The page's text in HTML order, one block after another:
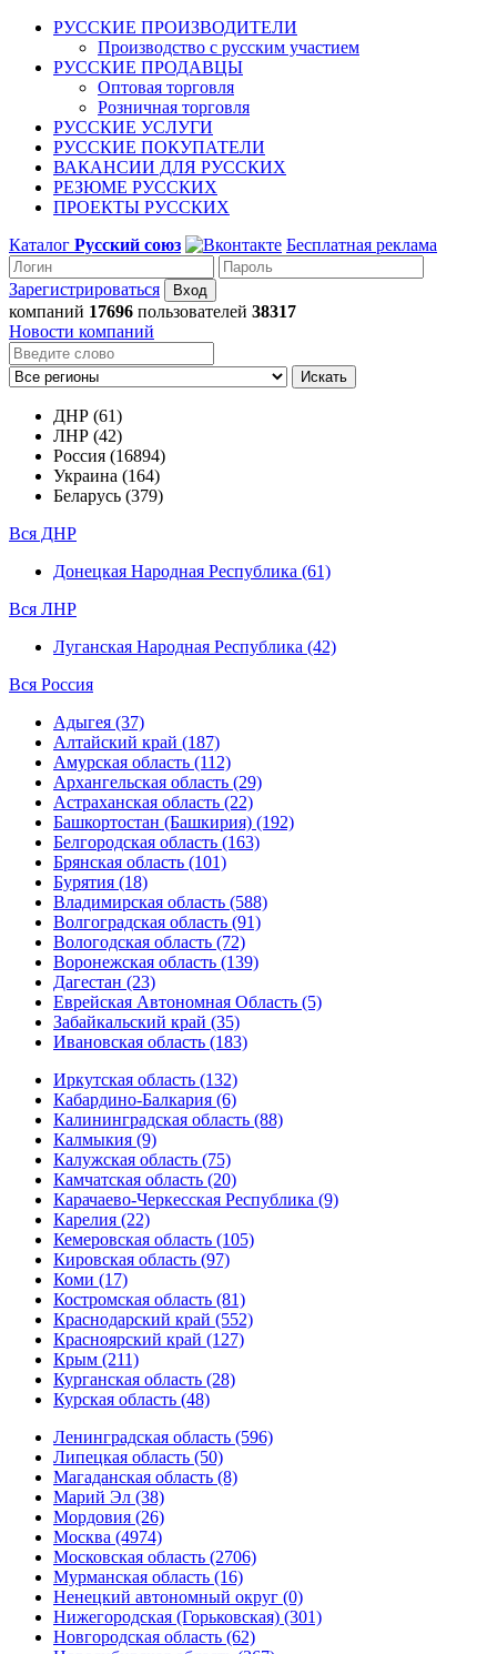
РУССКИЕ ПРОИЗВОДИТЕЛИ
Производство с русским участием
РУССКИЕ ПРОДАВЦЫ
Оптовая торговля
Розничная торговля
РУССКИЕ УСЛУГИ
РУССКИЕ ПОКУПАТЕЛИ
ВАКАНСИИ ДЛЯ РУССКИХ
РЕЗЮМЕ РУССКИХ
ПРОЕКТЫ РУССКИХ
Каталог Русский союз Бесплатная реклама
Зарегистрироваться
компаний 17696 пользователей 38317
Новости компаний
Искать
ДНР (61)
ЛНР (42)
Россия (16894)
Украина (164)
Беларусь (379)
Вся ДНР
Донецкая Народная Республика (61)
Вся ЛНР
Луганская Народная Республика (42)
Вся Россия
Адыгея (37)
Алтайский край (187)
Амурская область (112)
Архангельская область (29)
Астраханская область (22)
Башкортостан (Башкирия) (192)
Белгородская область (163)
Брянская область (101)
Бурятия (18)
Владимирская область (588)
Волгоградская область (91)
Вологодская область (72)
Воронежская область (139)
Дагестан (23)
Еврейская Автономная Область (5)
Забайкальский край (35)
Ивановская область (183)
Иркутская область (132)
Кабардино-Балкария (6)
Калининградская область (88)
Калмыкия (9)
Калужская область (75)
Камчатская область (20)
Карачаево-Черкесская Республика (9)
Карелия (22)
Кемеровская область (105)
Кировская область (97)
Коми (17)
Костромская область (81)
Краснодарский край (552)
Красноярский край (127)
Крым (211)
Курганская область (28)
Курская область (48)
Ленинградская область (596)
Липецкая область (50)
Магаданская область (8)
Марий Эл (38)
Мордовия (26)
Москва (4974)
Московская область (2706)
Мурманская область (16)
Ненецкий автономный округ (0)
Нижегородская (Горьковская) (301)
Новгородская область (62)